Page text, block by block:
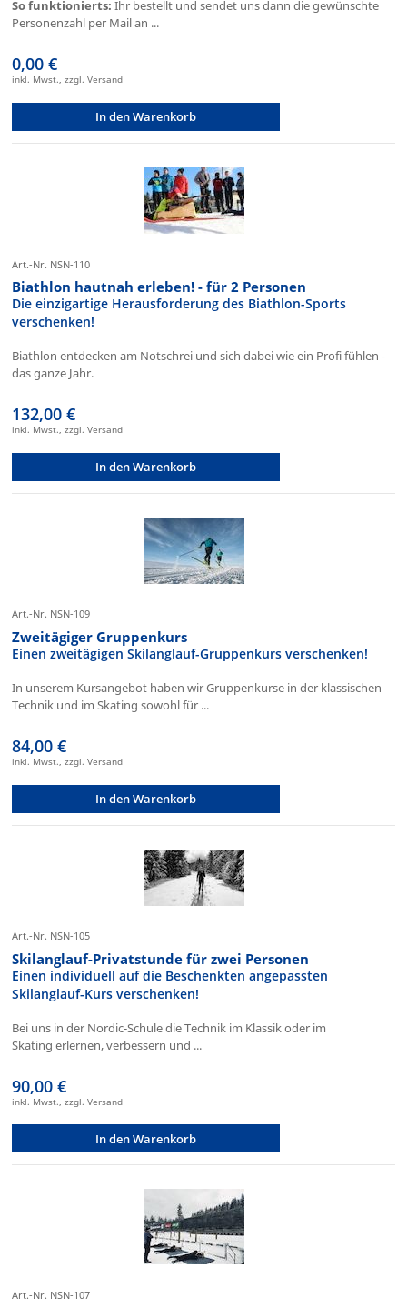
So funktionierts: Ihr bestellt und sendet uns dann die gewünschte
Personenzahl per Mail an ...
0,00 €
inkl. Mwst., zzgl. Versand
In den Warenkorb
Art.-Nr. NSN-110
Biathlon hautnah erleben! - für 2 Personen
Die einzigartige Herausforderung des Biathlon-Sports
verschenken!
Biathlon entdecken am Notschrei und sich dabei wie ein Profi fühlen -
das ganze Jahr.
132,00 €
inkl. Mwst., zzgl. Versand
In den Warenkorb
Art.-Nr. NSN-109
Zweitägiger Gruppenkurs
Einen zweitägigen Skilanglauf-Gruppenkurs verschenken!
In unserem Kursangebot haben wir Gruppenkurse in der klassischen
Technik und im Skating sowohl für ...
84,00 €
inkl. Mwst., zzgl. Versand
In den Warenkorb
Art.-Nr. NSN-105
Skilanglauf-Privatstunde für zwei Personen
Einen individuell auf die Beschenkten angepassten
Skilanglauf-Kurs verschenken!
Bei uns in der Nordic-Schule die Technik im Klassik oder im
Skating erlernen, verbessern und ...
90,00 €
inkl. Mwst., zzgl. Versand
In den Warenkorb
Art.-Nr. NSN-107